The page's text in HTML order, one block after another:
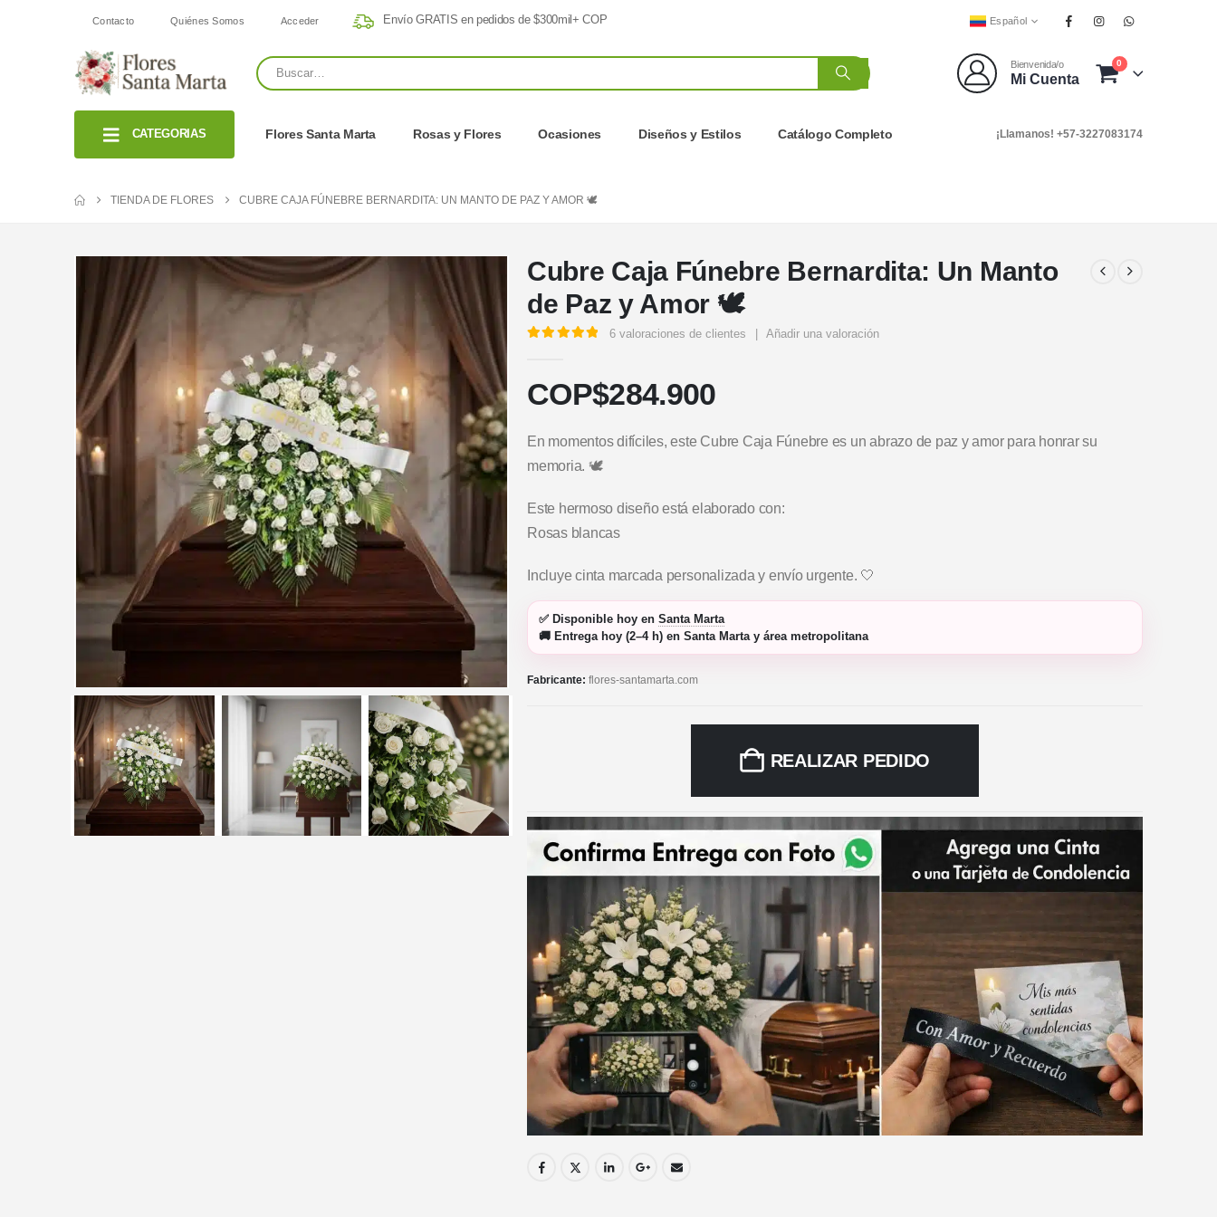
Contacto Quiénes Somos Acceder Envío GRATIS en pedidos de $300mil+ COP Español
Bienvenida/o
Mi Cuenta
0
CATEGORIAS Flores Santa Marta Rosas y Flores Ocasiones Diseños y Estilos Catálogo Completo ¡Llamanos! +57-3227083174
TIENDA DE FLORES CUBRE CAJA FÚNEBRE BERNARDITA: UN MANTO DE PAZ Y AMOR 🕊️
Cubre Caja Fúnebre Bernardita: Un Manto
de Paz y Amor 🕊️
6 valoraciones de clientes Añadir una valoración
COP$284.900
En momentos difíciles, este Cubre Caja Fúnebre es un abrazo de paz y amor para honrar su
memoria. 🕊️
Este hermoso diseño está elaborado con:
Rosas blancas
Incluye cinta marcada personalizada y envío urgente. 🤍
✅ Disponible hoy en Santa Marta
🚚 Entrega hoy (2–4 h) en Santa Marta y área metropolitana
Fabricante: flores-santamarta.com
REALIZAR PEDIDO